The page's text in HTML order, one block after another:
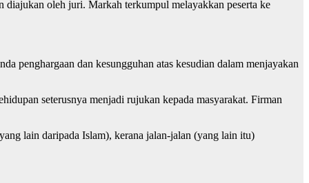
diajukan oleh juri. Markah terkumpul melayakkan peserta ke
penghargaan dan kesungguhan atas kesudian dalam menjayakan
seterusnya menjadi rujukan kepada masyarakat. Firman
lain daripada Islam), kerana jalan-jalan (yang lain itu)